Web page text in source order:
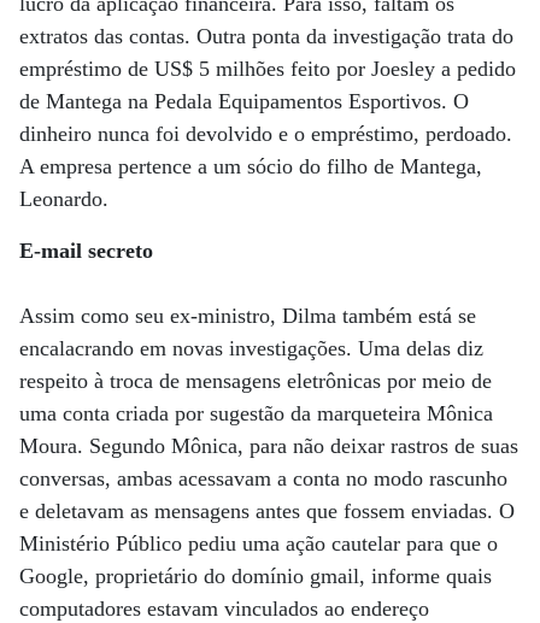
extratos das contas. Outra ponta da investigação trata do
empréstimo de US$ 5 milhões feito por Joesley a pedido
de Mantega na Pedala Equipamentos Esportivos. O
dinheiro nunca foi devolvido e o empréstimo, perdoado.
A empresa pertence a um sócio do filho de Mantega,
Leonardo.
E-mail secreto
Assim como seu ex-ministro, Dilma também está se
encalacrando em novas investigações. Uma delas diz
respeito à troca de mensagens eletrônicas por meio de
uma conta criada por sugestão da marqueteira Mônica
Moura. Segundo Mônica, para não deixar rastros de suas
conversas, ambas acessavam a conta no modo rascunho
e deletavam as mensagens antes que fossem enviadas. O
Ministério Público pediu uma ação cautelar para que o
Google, proprietário do domínio gmail, informe quais
computadores estavam vinculados ao endereço